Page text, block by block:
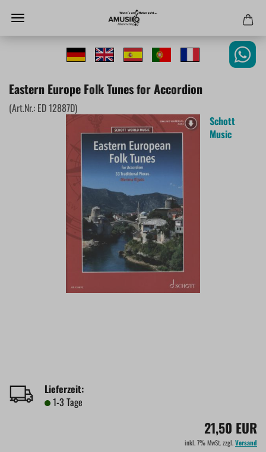
Eastern Europe Folk Tunes for Accordion
(Art.Nr.: ED 12887D)
Schott
Music
Lieferzeit:
1-3 Tage
21,50 EUR
inkl. 7% MwSt. zzgl.Versand